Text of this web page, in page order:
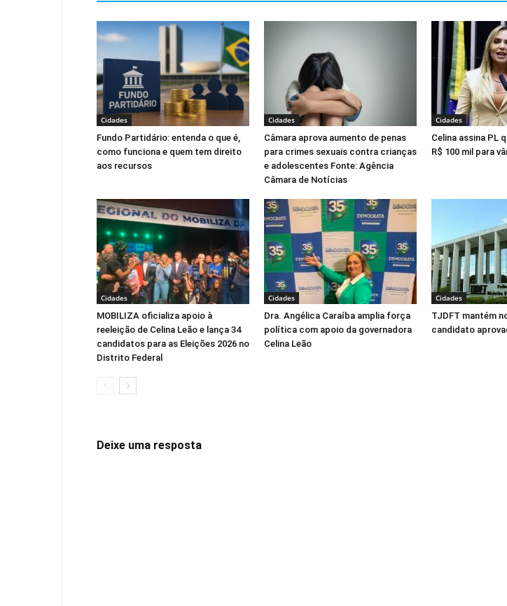
Cidades
Fundo Partidário: entenda o que é,
como funciona e quem tem direito
aos recursos
Cidades
Câmara aprova aumento de penas
para crimes sexuais contra crianças
e adolescentes Fonte: Agência
Câmara de Notícias
Cidades
Celina assina PL
R$ 100 mil para
Cidades
MOBILIZA oficializa apoio à
reeleição de Celina Leão e lança 34
candidatos para as Eleições 2026 no
Distrito Federal
Cidades
Dra. Angélica Caraíba amplia força
política com apoio da governadora
Celina Leão
Cidades
TJDFT mantém
candidato
Deixe uma resposta